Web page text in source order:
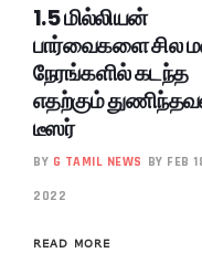
1.5 மில்லியன்
பார்வைகளை சில
நேரங்களில் கடந்த
எதற்கும்
டீஸர்
BY G TAMIL NEWS BY FEB
2022
READ MORE